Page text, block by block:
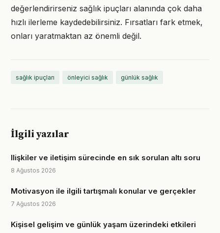
değerlendirirseniz sağlık ipuçları alanında çok daha
hızlı ilerleme kaydedebilirsiniz. Fırsatları fark etmek,
onları yaratmaktan az önemli değil.
sağlık ipuçları önleyici sağlık günlük sağlık
İlgili yazılar
Ilişkiler ve iletişim sürecinde en sık sorulan altı soru
8 Ağustos 2026
Motivasyon ile ilgili tartışmalı konular ve gerçekler
7 Ağustos 2026
Kişisel gelişim ve günlük yaşam üzerindeki etkileri